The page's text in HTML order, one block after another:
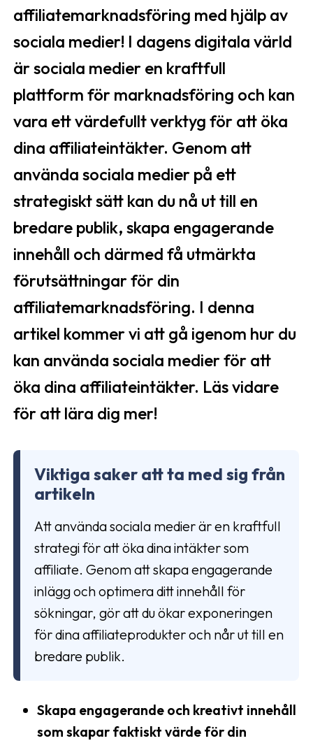
affiliatemarknadsföring med hjälp av
sociala medier! I dagens digitala värld
är sociala medier en kraftfull
plattform för marknadsföring och kan
vara ett värdefullt verktyg för att öka
dina affiliateintäkter. Genom att
använda sociala medier på ett
strategiskt sätt kan du nå ut till en
bredare publik, skapa engagerande
innehåll och därmed få utmärkta
förutsättningar för din
affiliatemarknadsföring. I denna
artikel kommer vi att gå igenom hur du
kan använda sociala medier för att
öka dina affiliateintäkter. Läs vidare
för att lära dig mer!
Viktiga saker att ta med sig från
artikeln
Att använda sociala medier är en kraftfull
strategi för att öka dina intäkter som
affiliate. Genom att skapa engagerande
inlägg och optimera ditt innehåll för
sökningar, gör att du ökar exponeringen
för dina affiliateprodukter och når ut till en
bredare publik.
Skapa engagerande och kreativt innehåll
som skapar faktiskt värde för din